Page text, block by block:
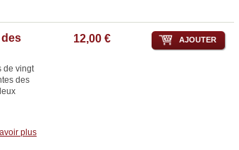
de vingt
des
plus
12,00 € AJOUTER